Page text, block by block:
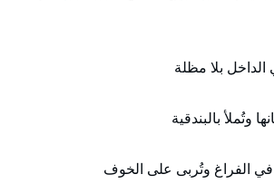
الداخل بلا مظلة
وتُملأ بالبندقية
في الفراغ وتُربى على الخوف